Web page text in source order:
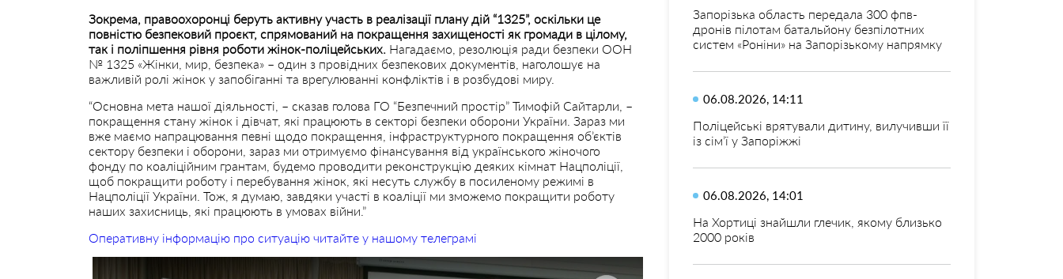
Зокрема, правоохоронці беруть активну участь в реалізації плану дій “1325”, оскільки це
повністю безпековий проєкт, спрямований на покращення захищеності як громади в цілому,
так і поліпшення рівня роботи жінок-поліцейських. Нагадаємо, резолюція ради безпеки ООН
№ 1325 «Жінки, мир, безпека» – один з провідних безпекових документів, наголошує на
важливій ролі жінок у запобіганні та врегулюванні конфліктів і в розбудові миру.
“Основна мета нашої діяльності, – сказав голова ГО “Безпечний простір” Тимофій Сайтарли, –
покращення стану жінок і дівчат, які працюють в секторі безпеки оборони України. Зараз ми
вже маємо напрацювання певні щодо покращення, інфраструктурного покращення об’єктів
сектору безпеки і оборони, зараз ми отримуємо фінансування від українського жіночого
фонду по коаліційним грантам, будемо проводити реконструкцію деяких кімнат Нацполіції,
щоб покращити роботу і перебування жінок, які несуть службу в посиленому режимі в
Нацполіції України. Тож, я думаю, завдяки участі в коаліції ми зможемо покращити роботу
наших захисниць, які працюють в умовах війни.”
Оперативну інформацію про ситуацію читайте у нашому телеграмі
Запорізька область передала 300 фпв-
дронів пілотам батальйону безпілотних
систем «Роніни» на Запорізькому напрямку
06.08.2026, 14:11
Поліцейські врятували дитину, вилучивши її
із сім’ї у Запоріжжі
06.08.2026, 14:01
На Хортиці знайшли глечик, якому близько
2000 років